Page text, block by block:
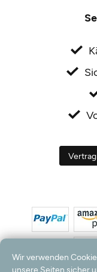
Wir verwenden
unsere Seiten sicher